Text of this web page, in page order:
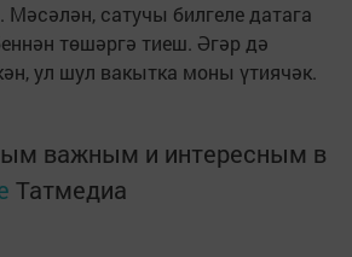
Мәсәлән, сатучы билгеле датага
төшәргә тиеш. Әгәр дә
ул шул вакытка моны үтиячәк.
важным и интересным в
Татмедиа